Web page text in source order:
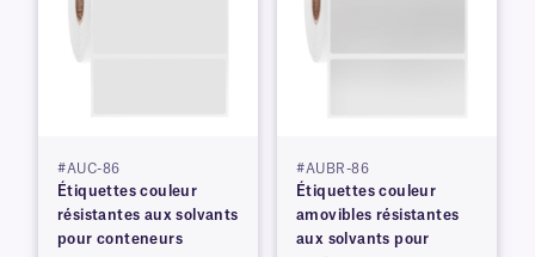
#AUC-86
Étiquettes couleur
résistantes aux solvants
pour conteneurs
#AUBR-86
Étiquettes couleur
amovibles résistantes
aux solvants pour